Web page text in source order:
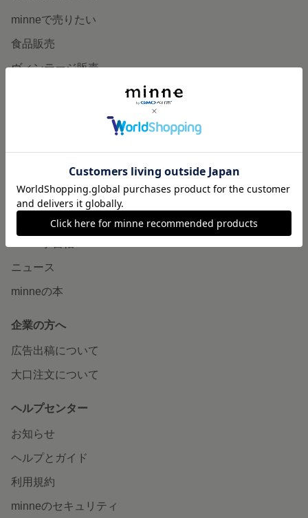
minneで売りたい
食品販売
ヴィンテージ販売
読みもの
minneとものづくりと
ニュース
minneの本
企業の方へ
広告出稿について
大口注文について
ヘルプセンター
お知らせ
ヘルプとガイド
利用規約
minneのセキュリティ